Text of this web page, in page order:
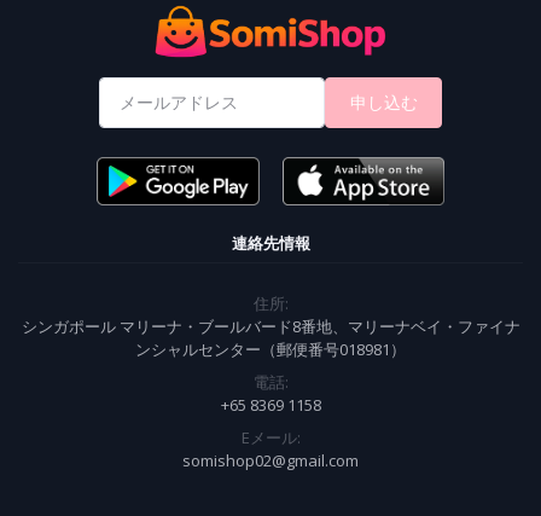
申し込む
連絡先情報
住所:
シンガポール マリーナ・ブールバード8番地、マリーナベイ・ファイナ
ンシャルセンター（郵便番号018981）
電話:
+65 8369 1158
Eメール:
somishop02@gmail.com